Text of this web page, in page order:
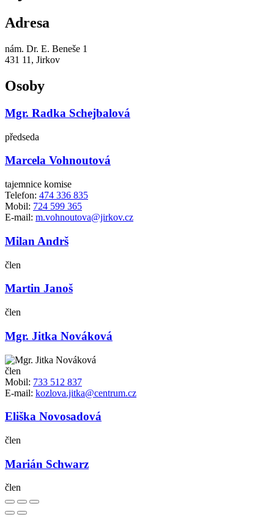
Adresa
nám. Dr. E. Beneše 1
431 11, Jirkov
Osoby
Mgr. Radka Schejbalová
předseda
Marcela Vohnoutová
tajemnice komise
Telefon: 474 336 835
Mobil: 724 599 365
E-mail: m.vohnoutova@jirkov.cz
Milan Andrš
člen
Martin Janoš
člen
Mgr. Jitka Nováková
člen
Mobil: 733 512 837
E-mail: kozlova.jitka@centrum.cz
Eliška Novosadová
člen
Marián Schwarz
člen